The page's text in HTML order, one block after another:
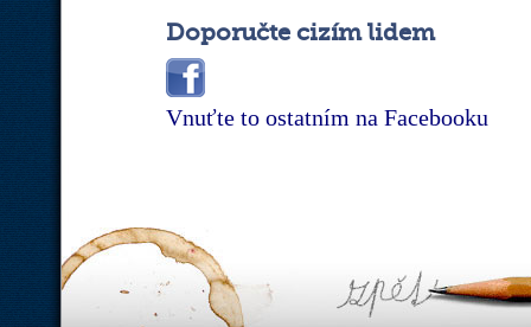
Doporučte cizím lidem
Vnuťte to ostatním na Facebooku